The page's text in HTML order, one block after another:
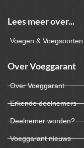
Lees meer over...
Voegen & Voegsoorten
Over Voeggarant
Over Voeggarant
Erkende deelnemers
Deelnemer worden?
Voeggarant nieuws